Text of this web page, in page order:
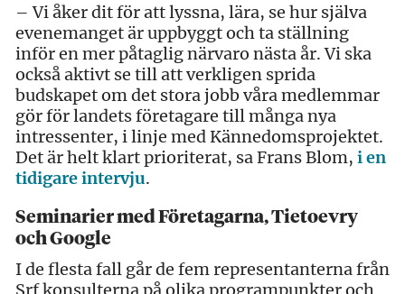
– Vi åker dit för att lyssna, lära, se hur själva
evenemanget är uppbyggt och ta ställning
inför en mer påtaglig närvaro nästa år. Vi ska
också aktivt se till att verkligen sprida
budskapet om det stora jobb våra medlemmar
gör för landets företagare till många nya
intressenter, i linje med Kännedomsprojektet.
Det är helt klart prioriterat, sa Frans Blom, i en
tidigare intervju.
Seminarier med Företagarna, Tietoevry
och Google
I de flesta fall går de fem representanterna från
Srf konsulterna på olika programpunkter och